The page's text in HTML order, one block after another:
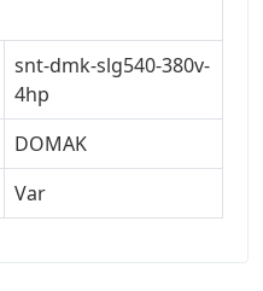
snt-dmk-slg540-380v-
4hp
DOMAK
Var